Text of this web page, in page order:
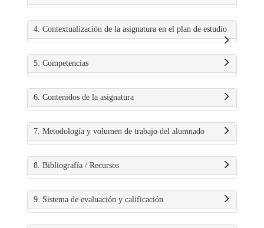
4. Contextualización de la asignatura en el plan de estudio
5. Competencias
6. Contenidos de la asignatura
7. Metodología y volumen de trabajo del alumnado
8. Bibliografía / Recursos
9. Sistema de evaluación y calificación